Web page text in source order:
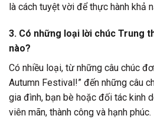
là cách tuyệt vời để thực hành khả
3. Có những loại lời chúc Trung
nào?
Có nhiều loại, từ những câu chúc
Autumn Festival!” đến những câu
gia đình, bạn bè hoặc đối tác kinh
viên mãn, thành công và hạnh phúc.